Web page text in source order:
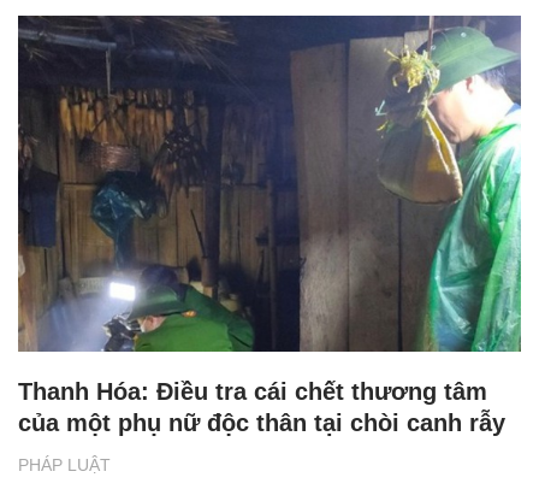
PHÁP LUẬT
Thanh Hóa: Điều tra cái chết thương tâm
của một phụ nữ độc thân tại chòi canh rẫy